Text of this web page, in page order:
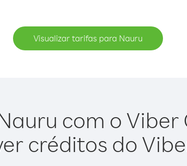
Visualizar tarifas para Nauru
com o Viber
créditos do